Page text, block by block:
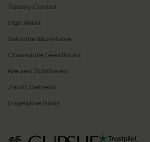
Tummy Control
High Waist
Vakantie Must-have
Charmante Feestlooks
Kleuren Schitteren
Zacht Gebreid
Dagelijkse Basis